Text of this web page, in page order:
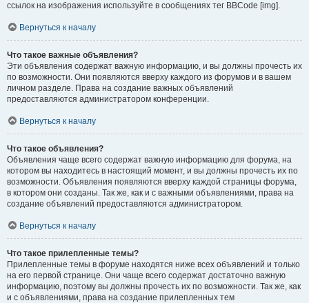
ссылок на изображения используйте в сообщениях тег BBCode [img].
Вернуться к началу
Что такое важные объявления?
Эти объявления содержат важную информацию, и вы должны прочесть их
по возможности. Они появляются вверху каждого из форумов и в вашем
личном разделе. Права на создание важных объявлений
предоставляются администратором конференции.
Вернуться к началу
Что такое объявления?
Объявления чаще всего содержат важную информацию для форума, на
котором вы находитесь в настоящий момент, и вы должны прочесть их по
возможности. Объявления появляются вверху каждой страницы форума,
в котором они созданы. Так же, как и с важными объявлениями, права на
создание объявлений предоставляются администратором.
Вернуться к началу
Что такое прилепленные темы?
Прилепленные темы в форуме находятся ниже всех объявлений и только
на его первой странице. Они чаще всего содержат достаточно важную
информацию, поэтому вы должны прочесть их по возможности. Так же, как
и с объявлениями, права на создание прилепленных тем